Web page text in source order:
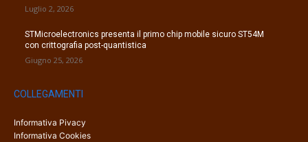
Luglio 2, 2026
STMicroelectronics presenta il primo chip mobile sicuro ST54M
con crittografia post-quantistica
Giugno 25, 2026
COLLEGAMENTI
Informativa Pivacy
Informativa Cookies